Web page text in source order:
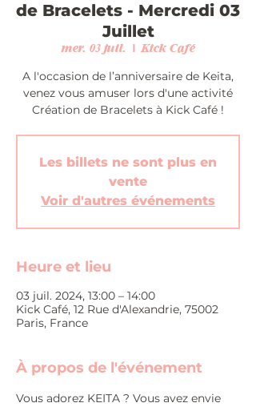
de Bracelets - Mercredi 03
Juillet
mer. 03 juil.
  |
Kick Café
A l'occasion de l’anniversaire de Keita,
venez vous amuser lors d'une activité
Création de Bracelets à Kick Café !
Les billets ne sont plus en
vente
Voir d'autres événements
Heure et lieu
03 juil. 2024, 13:00 – 14:00
Kick Café, 12 Rue d'Alexandrie, 75002
Paris, France
À propos de l'événement
Vous adorez KEITA ? Vous avez envie